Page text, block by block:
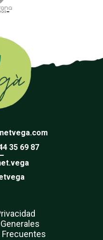
35 69 87
Frecuentes